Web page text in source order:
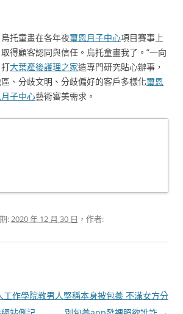
托童畫在各年夜璽恩月子中心項目賽事上
得顧客認同與信任。烏托童畫我了。”一向
大葉產後護理之家造專門研究貼心辦事，
、分歧文明、分歧偏好的客戶多樣化璽恩
子中心藝術審美需求。
:2020 年 12 月 30 日 ，作者:
工作學院教男人堅稱本身被包養 不滿女方分